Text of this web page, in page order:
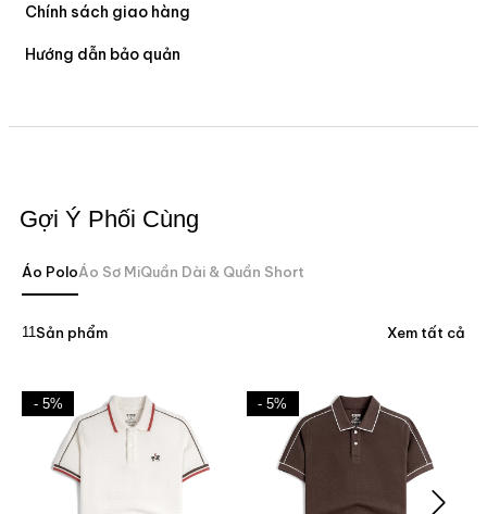
Chính sách giao hàng
Hướng dẫn bảo quản
Gợi Ý Phối Cùng
Áo PoloÁo Sơ MiQuần Dài & Quần Short
- 5% - 5%
Sản phẩm
11 Xem tất cả